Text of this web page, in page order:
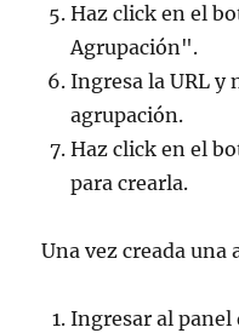
Haz click en el
Agrupación".
Ingresa la URL y
agrupación.
Haz click en el
para crearla.
Una vez creada
Ingresar al panel